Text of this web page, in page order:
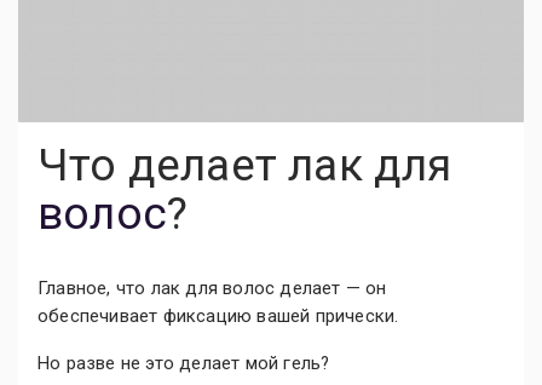
Что делает лак для
волос?
Главное, что лак для волос делает — он
обеспечивает фиксацию вашей прически.
Но разве не это делает мой гель?